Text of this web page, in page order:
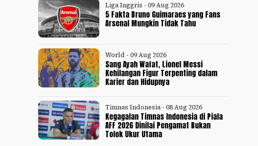
Liga Inggris - 09 Aug 2026
5 Fakta Bruno Guimaraes yang Fans
Arsenal Mungkin Tidak Tahu
World - 09 Aug 2026
Sang Ayah Wafat, Lionel Messi
Kehilangan Figur Terpenting dalam
Karier dan Hidupnya
Timnas Indonesia - 08 Aug 2026
Kegagalan Timnas Indonesia di Piala
AFF 2026 Dinilai Pengamat Bukan
Tolok Ukur Utama